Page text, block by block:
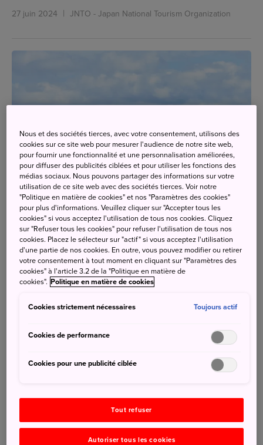
27 juin 2024 JNTO - Japan National Tourism Organization
Parcourez le Japon avec les trains touristiques de
la compagnie ferroviaire JR West
6 juin 2023 JNTO - Japan National Tourism Organization
Nous et des sociétés tierces, avec votre consentement, utilisons des
cookies sur ce site web pour mesurer l'audience de notre site web,
pour fournir une fonctionnalité et une personnalisation améliorées,
pour diffuser des publicités ciblées et pour utiliser les fonctions des
médias sociaux. Nous pouvons partager des informations sur votre
utilisation de ce site web avec des sociétés tierces. Voir notre
"Politique en matière de cookies" et nos "Paramètres des cookies"
pour plus d'informations. Veuillez cliquer sur "Accepter tous les
cookies" si vous acceptez l'utilisation de tous nos cookies. Cliquez
sur "Refuser tous les cookies" pour refuser l'utilisation de tous nos
cookies. Placez le sélecteur sur "actif" si vous acceptez l'utilisation
d'une partie de nos cookies. En outre, vous pouvez modifier ou retirer
votre consentement à tout moment en cliquant sur "Paramètres des
cookies" à l'article 3.2 de la "Politique en matière de
cookies". Politique en matière de cookies
Cookies strictement nécessaires Toujours actif
Cookies de performance
Cookies pour une publicité ciblée
Tout refuser
Autoriser tous les cookies